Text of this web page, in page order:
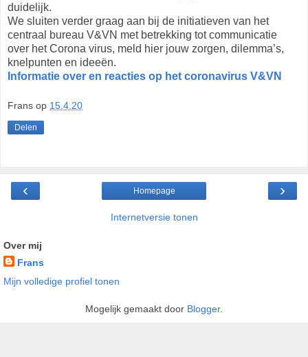
duidelijk.
We sluiten verder graag aan bij de initiatieven van het
centraal bureau V&VN met betrekking tot communicatie
over het Corona virus, meld hier jouw zorgen, dilemma’s,
knelpunten en ideeën.
Informatie over en reacties op het coronavirus V&VN
Frans op 15.4.20
Delen
‹ ›
Homepage
Internetversie tonen
Over mij
Frans
Mijn volledige profiel tonen
Mogelijk gemaakt door Blogger.